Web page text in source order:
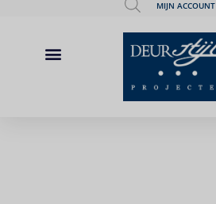
MIJN ACCOUNT